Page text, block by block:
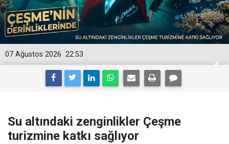
22:53
07 Ağustos 2026
Su altındaki zenginlikler Çeşme
turizmine katkı sağlıyor